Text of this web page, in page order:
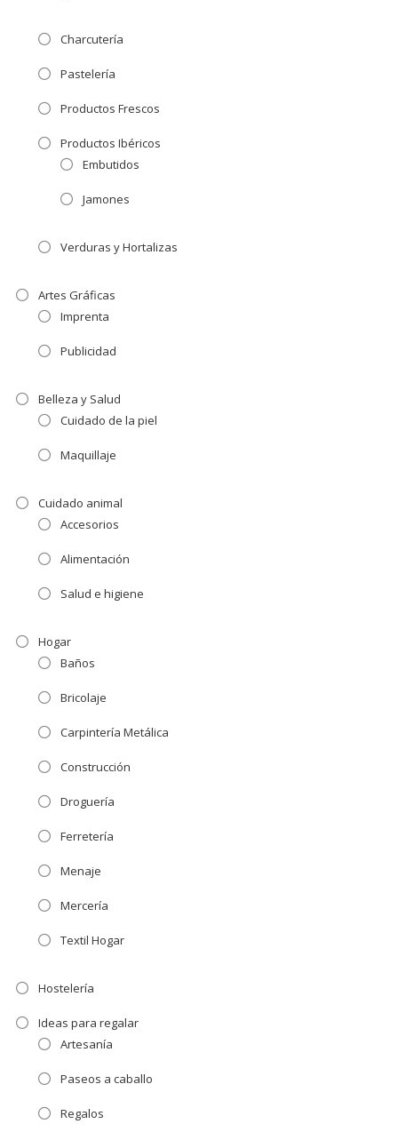
Charcutería
Pastelería
Productos Frescos
Productos Ibéricos
Embutidos
Jamones
Verduras y Hortalizas
Artes Gráficas
Imprenta
Publicidad
Belleza y Salud
Cuidado de la piel
Maquillaje
Cuidado animal
Accesorios
Alimentación
Salud e higiene
Hogar
Baños
Bricolaje
Carpintería Metálica
Construcción
Droguería
Ferretería
Menaje
Mercería
Textil Hogar
Hostelería
Ideas para regalar
Artesanía
Paseos a caballo
Regalos